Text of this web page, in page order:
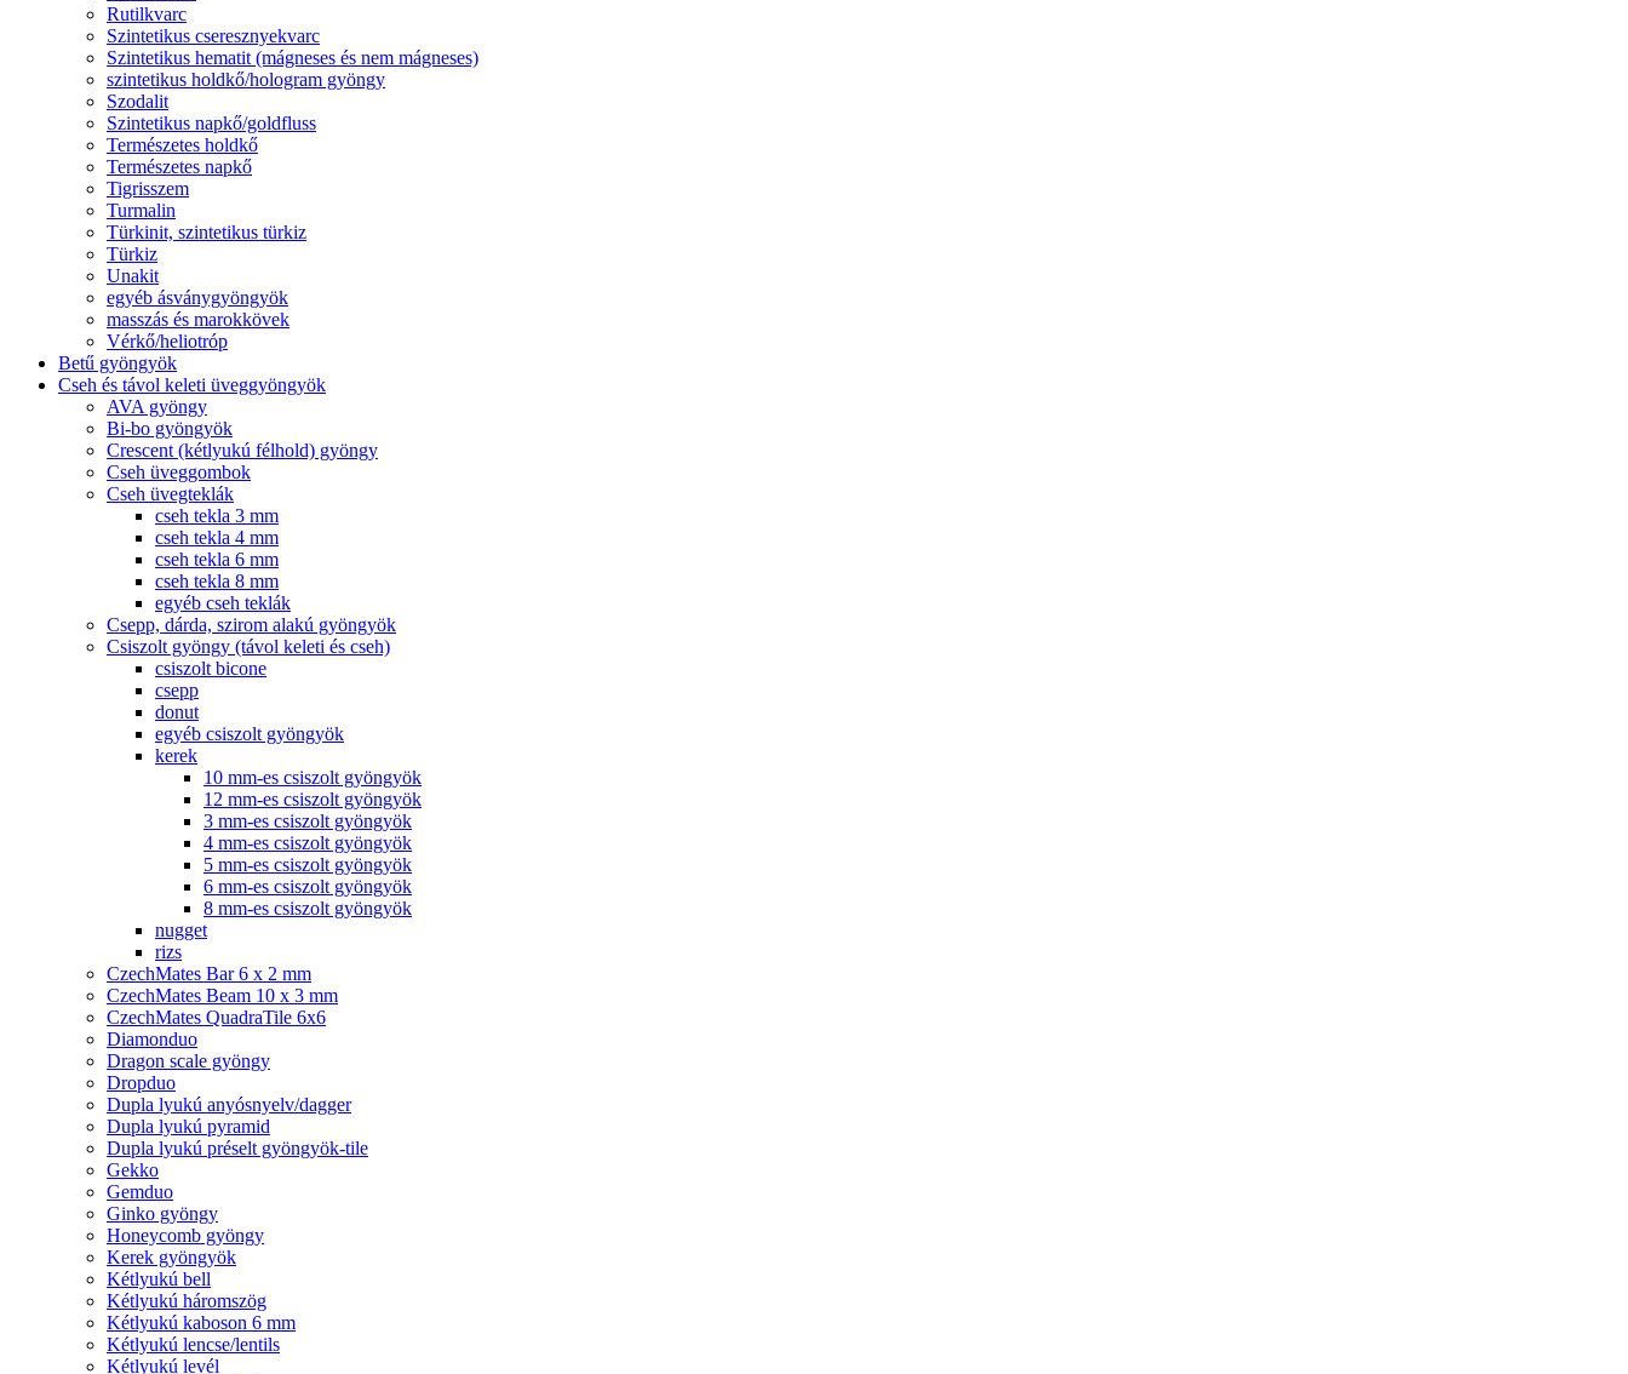
Rutilkvarc
Szintetikus cseresznyekvarc
Szintetikus hematit (mágneses és nem mágneses)
szintetikus holdkő/hologram gyöngy
Szodalit
Szintetikus napkő/goldfluss
Természetes holdkő
Természetes napkő
Tigrisszem
Turmalin
Türkinit, szintetikus türkiz
Türkiz
Unakit
egyéb ásványgyöngyök
masszás és marokkövek
Vérkő/heliotróp
Betű gyöngyök
Cseh és távol keleti üveggyöngyök
AVA gyöngy
Bi-bo gyöngyök
Crescent (kétlyukú félhold) gyöngy
Cseh üveggombok
Cseh üvegteklák
cseh tekla 3 mm
cseh tekla 4 mm
cseh tekla 6 mm
cseh tekla 8 mm
egyéb cseh teklák
Csepp, dárda, szirom alakú gyöngyök
Csiszolt gyöngy (távol keleti és cseh)
csiszolt bicone
csepp
donut
egyéb csiszolt gyöngyök
kerek
10 mm-es csiszolt gyöngyök
12 mm-es csiszolt gyöngyök
3 mm-es csiszolt gyöngyök
4 mm-es csiszolt gyöngyök
5 mm-es csiszolt gyöngyök
6 mm-es csiszolt gyöngyök
8 mm-es csiszolt gyöngyök
nugget
rizs
CzechMates Bar 6 x 2 mm
CzechMates Beam 10 x 3 mm
CzechMates QuadraTile 6x6
Diamonduo
Dragon scale gyöngy
Dropduo
Dupla lyukú anyósnyelv/dagger
Dupla lyukú pyramid
Dupla lyukú préselt gyöngyök-tile
Gekko
Gemduo
Ginko gyöngy
Honeycomb gyöngy
Kerek gyöngyök
Kétlyukú bell
Kétlyukú háromszög
Kétlyukú kaboson 6 mm
Kétlyukú lencse/lentils
Kétlyukú levél